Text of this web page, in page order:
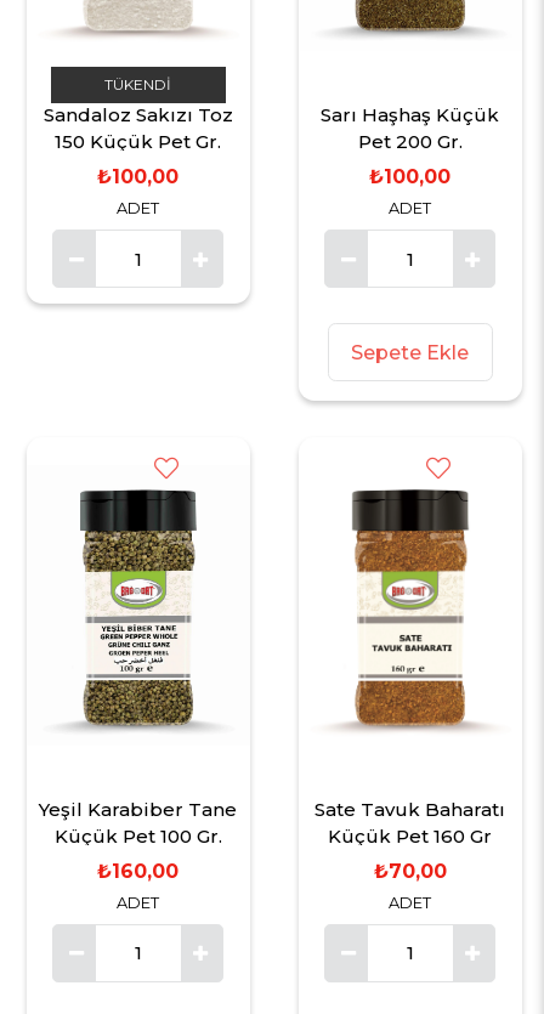
TÜKENDI
Sandaloz Sakızı Toz
150 Küçük Pet Gr.
ADET
₺100,00
Sarı Haşhaş Küçük
Pet 200 Gr.
ADET
₺100,00
Sepete Ekle
Yeşil Karabiber Tane
Küçük Pet 100 Gr.
ADET
₺160,00
Sate Tavuk Baharatı
Küçük Pet 160 Gr
ADET
₺70,00